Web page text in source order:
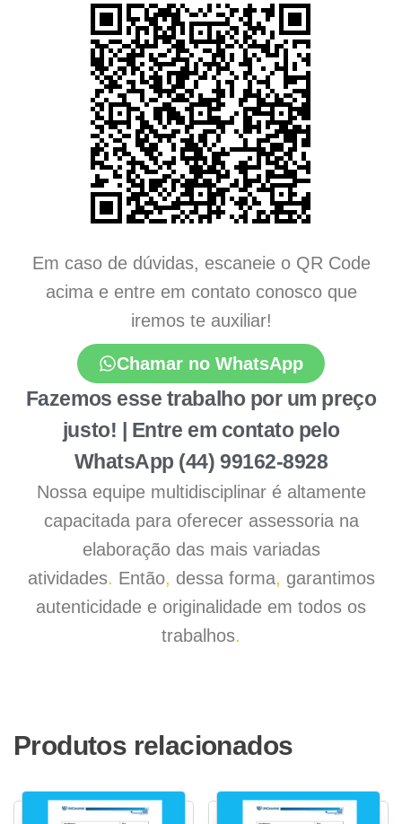
Em caso de dúvidas, escaneie o QR Code
acima e entre em contato conosco que
iremos te auxiliar!
Chamar no WhatsApp
Fazemos esse trabalho por um preço
justo! | Entre em contato pelo
WhatsApp (44) 99162-8928
Nossa equipe multidisciplinar é altamente
capacitada para oferecer assessoria na
elaboração das mais variadas
atividades. Então, dessa forma, garantimos
autenticidade e originalidade em todos os
trabalhos.
Produtos relacionados